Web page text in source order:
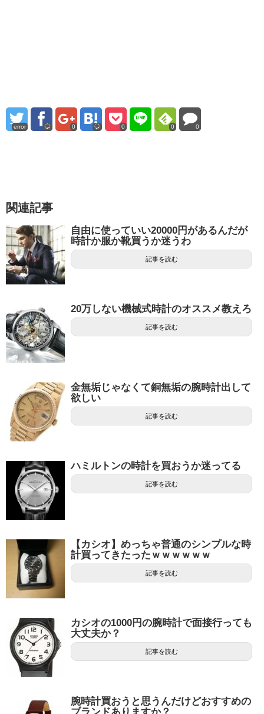
error 0 0 0 0
関連記事
自由に使っていい20000円があるんだが
時計か服か靴買うか迷うわ
記事を読む
20万しない機械式時計のオススメ教えろ
記事を読む
金無垢じゃなくて銅無垢の腕時計出して
欲しい
記事を読む
ハミルトンの時計を買おうか迷ってる
記事を読む
【カシオ】めっちゃ普通のシンプルな時
計買ってきたったｗｗｗｗｗｗ
記事を読む
カシオの1000円の腕時計で面接行っても
大丈夫か？
記事を読む
腕時計買おうと思うんだけどおすすめの
ブランドありますか？